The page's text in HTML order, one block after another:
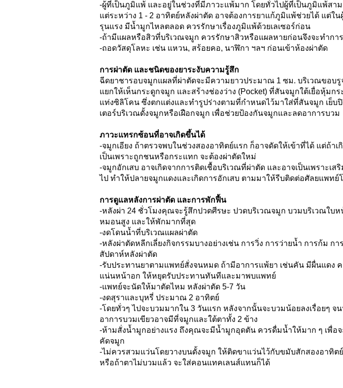
-ผู้ที่เป็นภูมิแพ้ และอยู่ในช่วงที่มีภาวะแพ้มาก โดยทั่วไปผู้ที่เป็นภูมิแพ้สาม
แต่ระหว่าง 1 - 2 อาทิตย์หลังผ่าตัด อาจต้องการยาแก้ภูมิแพ้ช่วยได้ แต่ใ
รุนแรง มีน้ำมูกไหลตลอด ควรรักษาเรื่องภูมิแพ้ด้วยเลเซอร์ก่อน
-ถ้ามีแผลหรือสิวที่บริเวณจมูก ควรรักษาสิวหรือแผลหายก่อนจึงจะทำกา
-ถอดวัสดุโลหะ เช่น แหวน, สร้อยคอ, นาฬิกา ฯลฯ ก่อนเข้าห้องผ่าตัด
การผ่าตัด และชนิดของยาระงับความรู้สึก
ฉีดยาชารอบจมูกแผลที่ผ่าตัดจะมีความยาวประมาณ 1 ซม. บริเวณขอบรู
แยกให้เห็นกระดูกจมูก และสร้างช่องว่าง (Pocket) ที่สันจมูกใต้เยื่อหุ้มก
แท่งซิลิโคน ซึ่งตกแต่งและทำรูปร่างตามที่กำหนดไว้มาใส่ที่สันจมูก เย็บ
เตอร์บริเวณดั้งจมูกหรือเฝือกจมูก เพื่อช่วยป้องกันจมูกและลดอาการบวม
ภาวะแทรกซ้อนที่อาจเกิดขึ้นได้
-จมูกเอียง ถ้าตรวจพบในช่วงสองอาทิตย์แรก ก็อาจดัดให้เข้าที่ได้ แต่ถ้า
เป็นเพราะถูกชนหรือกระแทก จะต้องผ่าตัดใหม่
-จมูกอักเสบ อาจเกิดจากการติดเชื้อบริเวณที่ผ่าตัด และอาจเป็นเพราะเส
ไป ทำให้ปลายจมูกแดงและเกิดการอักเสบ ตามมาให้รีบติดต่อศัลยแพทย์
การดูแลหลังการผ่าตัด และการพักฟื้น
-หลังผ่า 24 ชั่วโมงคุณจะรู้สึกปวดศีรษะ ปวดบริเวณจมูก บวมบริเวณใบ
หมอนสูง และให้พักมากที่สุด
-งดโดนน้ำที่บริเวณแผลผ่าตัด
-หลังผ่าตัดหลีกเลี่ยงกิจกรรมบางอย่างเช่น การวิ่ง การว่ายน้ำ การก้ม ก
สัปดาห์หลังผ่าตัด
-รับประทานยาตามแพทย์สั่งจนหมด ถ้ามีอาการแพ้ยา เช่นคัน มีผื่นแดง ค
แน่นหน้าอก ให้หยุดรับประทานทันทีและมาพบแพทย์
-แพทย์จะนัดให้มาตัดไหม หลังผ่าตัด 5-7 วัน
-งดสุราและบุหรี่ ประมาณ 2 อาทิตย์
-โดยทั่วๆ ไปจะบวมมากใน 3 วันแรก หลังจากนั้นจะบวมน้อยลงเรื่อยๆ จ
อาการบวมเขียวอาจมีที่จมูกและใต้ตาทั้ง 2 ข้าง
-ห้ามสั่งน้ำมูกอย่างแรง ถึงคุณจะมีน้ำมูกอุดตัน ควรดื่มน้ำให้มาก ๆ เพื่อจ
คัดจมูก
-ไม่ควรสวมแว่นโดยวางบนดั้งจมูก ให้ติดขาแว่นไว้กับขมับสักสองอาทิต
หรือถ้าตาไม่บวมแล้ว จะใส่คอนแทคเลนส์แทนก็ได้